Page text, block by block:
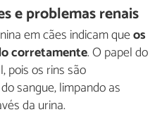
e problemas renais
em cães indicam queos
corretamente. O papel do
pois os rins são
sangue, limpando as
da urina.